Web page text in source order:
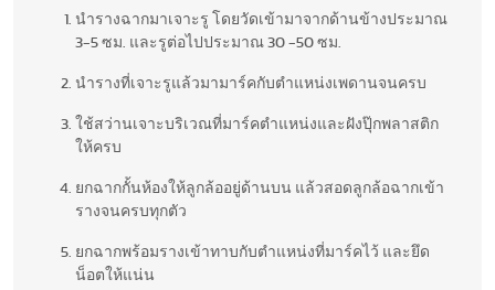
นำรางฉากมาเจาะรู โดยวัดเข้ามาจากด้านข้างประมาณ
3-5 ซม. และรูต่อไปประมาณ 30 -50 ซม.
นำรางที่เจาะรูแล้วมามาร์คกับตำแหน่งเพดานจนครบ
ใช้สว่านเจาะบริเวณที่มาร์คตำแหน่งและฝังปุ๊กพลาสติก
ให้ครบ
ยกฉากกั้นห้องให้ลูกล้ออยู่ด้านบน แล้วสอดลูกล้อฉากเข้า
รางจนครบทุกตัว
ยกฉากพร้อมรางเข้าทาบกับตำแหน่งที่มาร์คไว้ และยึด
น็อตให้แน่น